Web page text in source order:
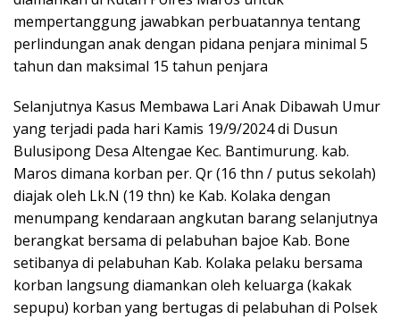
mempertanggung jawabkan perbuatannya tentang
perlindungan anak dengan pidana penjara minimal 5
tahun dan maksimal 15 tahun penjara
Selanjutnya Kasus Membawa Lari Anak Dibawah Umur
yang terjadi pada hari Kamis 19/9/2024 di Dusun
Bulusipong Desa Altengae Kec. Bantimurung. kab.
Maros dimana korban per. Qr (16 thn / putus sekolah)
diajak oleh Lk.N (19 thn) ke Kab. Kolaka dengan
menumpang kendaraan angkutan barang selanjutnya
berangkat bersama di pelabuhan bajoe Kab. Bone
setibanya di pelabuhan Kab. Kolaka pelaku bersama
korban langsung diamankan oleh keluarga (kakak
sepupu) korban yang bertugas di pelabuhan di Polsek